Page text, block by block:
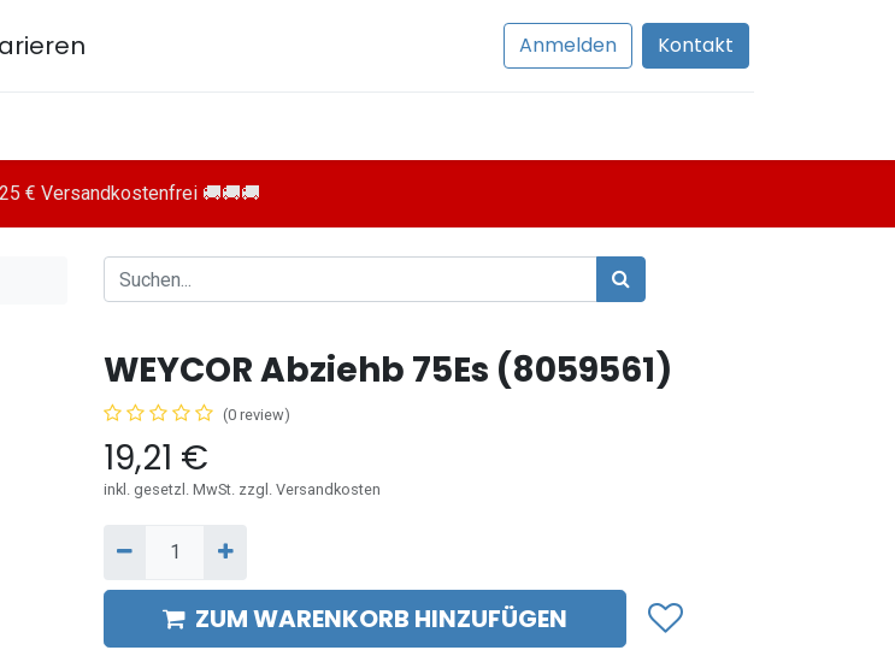
Anmelden Kontakt
€ Versandkostenfrei 🚚🚚🚚
WEYCOR Abziehb 75Es (8059561)
(0 review)
19,21 €
inkl. gesetzl. MwSt. zzgl. Versandkosten
ZUM WARENKORB HINZUFÜGEN